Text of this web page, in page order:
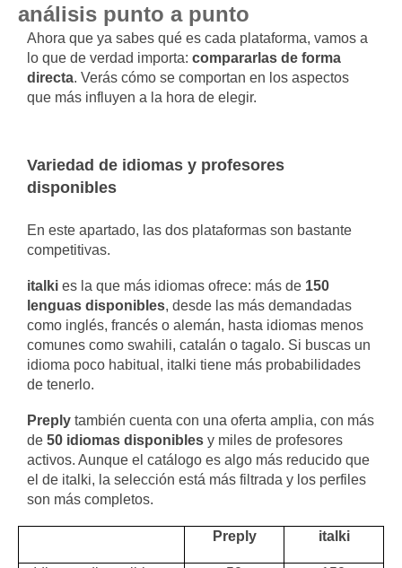
análisis punto a punto
Ahora que ya sabes qué es cada plataforma, vamos a
lo que de verdad importa: compararlas de forma
directa. Verás cómo se comportan en los aspectos
que más influyen a la hora de elegir.
Variedad de idiomas y profesores
disponibles
En este apartado, las dos plataformas son bastante
competitivas.
italki es la que más idiomas ofrece: más de 150
lenguas disponibles, desde las más demandadas
como inglés, francés o alemán, hasta idiomas menos
comunes como swahili, catalán o tagalo. Si buscas un
idioma poco habitual, italki tiene más probabilidades
de tenerlo.
Preply también cuenta con una oferta amplia, con más
de 50 idiomas disponibles y miles de profesores
activos. Aunque el catálogo es algo más reducido que
el de italki, la selección está más filtrada y los perfiles
son más completos.
Preply italki